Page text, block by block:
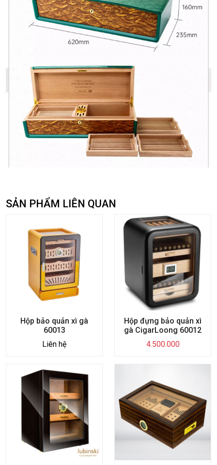
SẢN PHẨM LIÊN QUAN
Hộp bảo quản xì gà
60013
Liên hệ
Hộp đựng bảo quản xì
gà CigarLoong 60012
4.500.000